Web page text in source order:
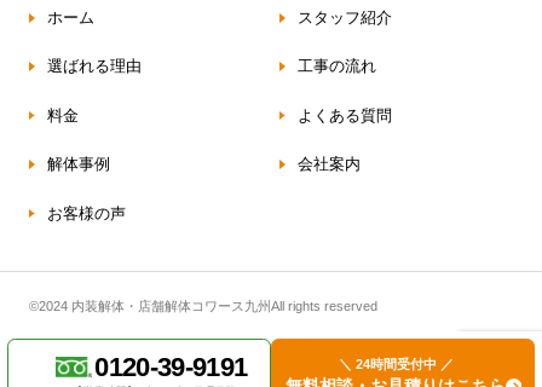
0120-39-9191 ＼ 24時間受付中 ／
ホーム
選ばれる理由
料金
解体事例
お客様の声
スタッフ紹介
工事の流れ
よくある質問
会社案内
©2024 内装解体・店舗解体コワース九州All rights reserved